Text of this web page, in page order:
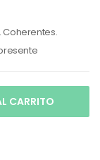
CARRITO